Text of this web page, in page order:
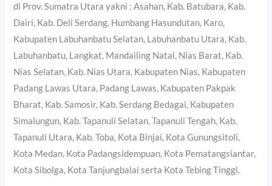
di Prov. Sumatra Utara yakni : Asahan, Kab. Batubara, Kab.
Dairi, Kab. Deli Serdang, Humbang Hasundutan, Karo,
Kabupaten Labuhanbatu Selatan, Labuhanbatu Utara, Kab.
Labuhanbatu, Langkat, Mandailing Natal, Nias Barat, Kab.
Nias Selatan, Kab. Nias Utara, Kabupaten Nias, Kabupaten
Padang Lawas Utara, Padang Lawas, Kabupaten Pakpak
Bharat, Kab. Samosir, Kab. Serdang Bedagai, Kabupaten
Simalungun, Kab. Tapanuli Selatan, Tapanuli Tengah, Kab.
Tapanuli Utara, Kab. Toba, Kota Binjai, Kota Gunungsitoli,
Kota Medan, Kota Padangsidempuan, Kota Pematangsiantar,
Kota Sibolga, Kota Tanjungbalai serta Kota Tebing Tinggi.